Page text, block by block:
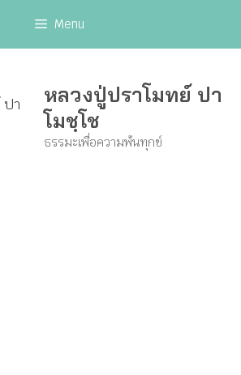
Menu
หลวงปู่ปราโมทย์ ปา
โมชฺโช
ธรรมะเพื่อความพ้นทุกข์